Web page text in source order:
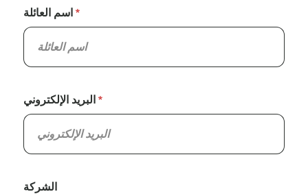
اسم العائلة
البريد الإلكتروني
الشركة